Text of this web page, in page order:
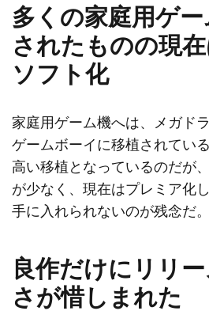
多くの家庭用ゲ
されたものの現
ソフト化
家庭用ゲーム機へは、メガド
ゲームボーイに移植されてい
高い移植となっているのだが
が少なく、現在はプレミア化
手に入れられないのが残念だ。
良作だけにリリ
さが惜しまれた